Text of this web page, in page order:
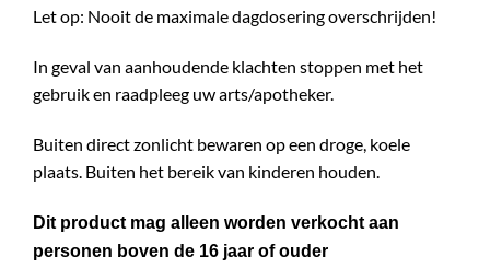
Let op: Nooit de maximale dagdosering overschrijden!
In geval van aanhoudende klachten stoppen met het
gebruik en raadpleeg uw arts/apotheker.
Buiten direct zonlicht bewaren op een droge, koele
plaats. Buiten het bereik van kinderen houden.
Dit product mag alleen worden verkocht aan
personen boven de 16 jaar of ouder